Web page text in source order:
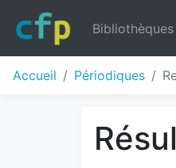
Bibliothèques
Accueil Périodiques